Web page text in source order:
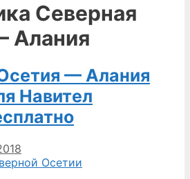
Северная
Алания
— Алания
Навител